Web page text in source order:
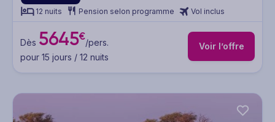
12 nuits
Pension selon programme Vol inclus
Dès 5645€/pers.
pour 15 jours / 12 nuits
Voir l’offre